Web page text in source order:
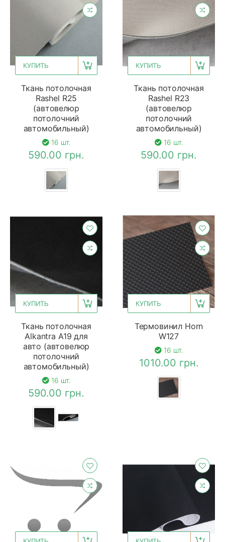
КУПИТЬ
Ткань потолочная
Rashel R25
(автовелюр
потолочний
автомобильный)
16 шт.
590.00 грн.
КУПИТЬ
Ткань потолочная
Rashel R23
(автовелюр
потолочний
автомобильный)
16 шт.
590.00 грн.
КУПИТЬ
Ткань потолочная
Alkantra A19 для
авто (автовелюр
потолочний
автомобильный)
16 шт.
590.00 грн.
КУПИТЬ
Термовинил Horn
W127
16 шт.
1010.00 грн.